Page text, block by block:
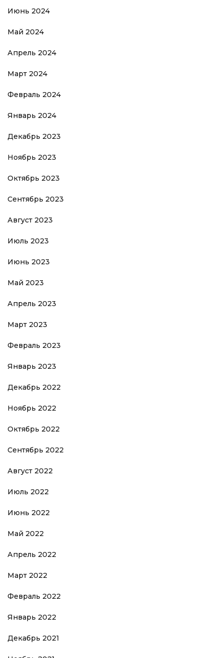
Июнь 2024
Май 2024
Апрель 2024
Март 2024
Февраль 2024
Январь 2024
Декабрь 2023
Ноябрь 2023
Октябрь 2023
Сентябрь 2023
Август 2023
Июль 2023
Июнь 2023
Май 2023
Апрель 2023
Март 2023
Февраль 2023
Январь 2023
Декабрь 2022
Ноябрь 2022
Октябрь 2022
Сентябрь 2022
Август 2022
Июль 2022
Июнь 2022
Май 2022
Апрель 2022
Март 2022
Февраль 2022
Январь 2022
Декабрь 2021